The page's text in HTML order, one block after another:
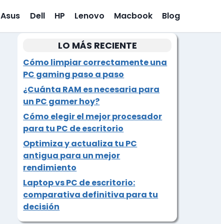
Asus Dell HP Lenovo Macbook Blog
LO MÁS RECIENTE
Cómo limpiar correctamente una
PC gaming paso a paso
¿Cuánta RAM es necesaria para
un PC gamer hoy?
Cómo elegir el mejor procesador
para tu PC de escritorio
Optimiza y actualiza tu PC
antigua para un mejor
rendimiento
Laptop vs PC de escritorio:
comparativa definitiva para tu
decisión